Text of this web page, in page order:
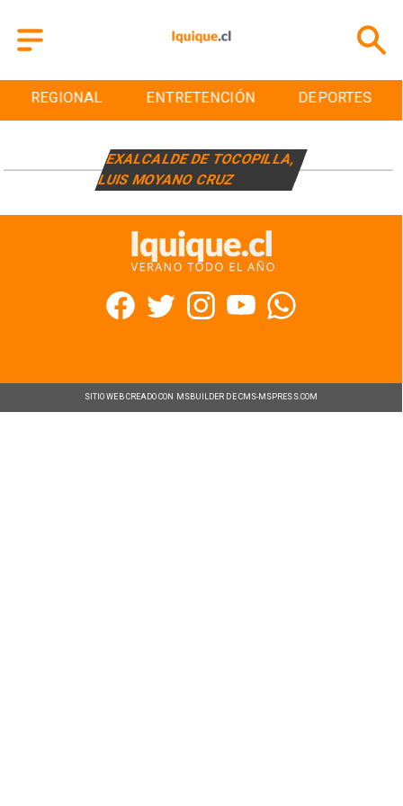
REGIONAL ENTRETENCIÓN DEPORTES
EXALCALDE DE TOCOPILLA,
LUIS MOYANO CRUZ
SITIO WEB CREADO CON MSBUILDER DE CMS-MSPRESS.COM